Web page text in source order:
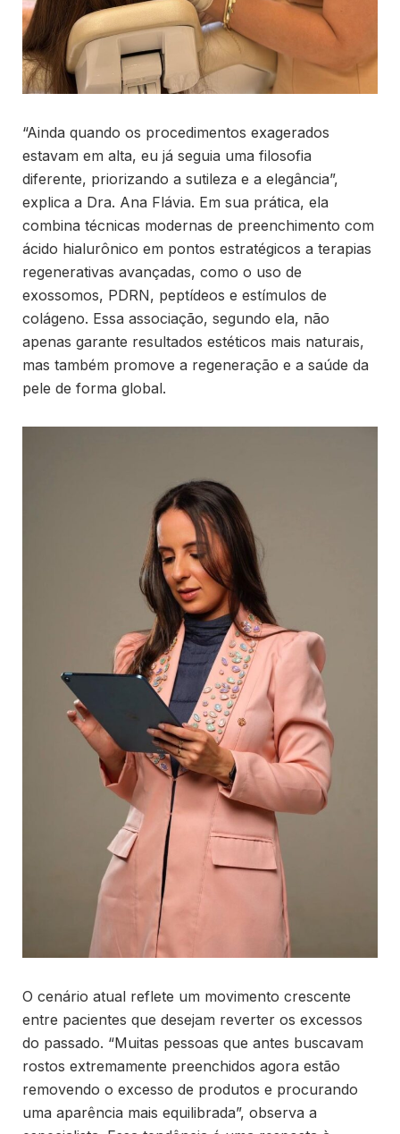
“Ainda quando os procedimentos exagerados
estavam em alta, eu já seguia uma filosofia
diferente, priorizando a sutileza e a elegância”,
explica a Dra. Ana Flávia. Em sua prática, ela
combina técnicas modernas de preenchimento com
ácido hialurônico em pontos estratégicos a terapias
regenerativas avançadas, como o uso de
exossomos, PDRN, peptídeos e estímulos de
colágeno. Essa associação, segundo ela, não
apenas garante resultados estéticos mais naturais,
mas também promove a regeneração e a saúde da
pele de forma global.
O cenário atual reflete um movimento crescente
entre pacientes que desejam reverter os excessos
do passado. “Muitas pessoas que antes buscavam
rostos extremamente preenchidos agora estão
removendo o excesso de produtos e procurando
uma aparência mais equilibrada”, observa a